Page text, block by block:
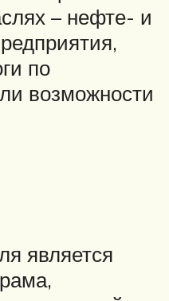
– нефте- и
по
возможности
является